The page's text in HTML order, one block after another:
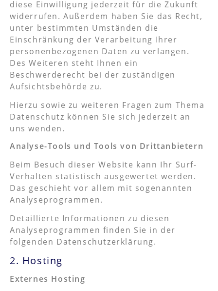
diese Einwilligung jederzeit für die Zukunft
widerrufen. Außerdem haben Sie das Recht,
unter bestimmten Umständen die
Einschränkung der Verarbeitung Ihrer
personenbezogenen Daten zu verlangen.
Des Weiteren steht Ihnen ein
Beschwerderecht bei der zuständigen
Aufsichtsbehörde zu.
Hierzu sowie zu weiteren Fragen zum Thema
Datenschutz können Sie sich jederzeit an
uns wenden.
Analyse-Tools und Tools von Dritt­anbietern
Beim Besuch dieser Website kann Ihr Surf-
Verhalten statistisch ausgewertet werden.
Das geschieht vor allem mit sogenannten
Analyseprogrammen.
Detaillierte Informationen zu diesen
Analyseprogrammen finden Sie in der
folgenden Datenschutzerklärung.
2. Hosting
Externes Hosting